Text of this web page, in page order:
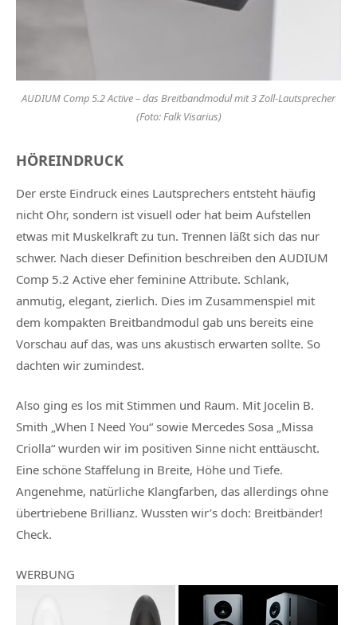
AUDIUM Comp 5.2 Active – das Breitbandmodul mit 3 Zoll-Lautsprecher
(Foto: Falk Visarius)
HÖREINDRUCK
Der erste Eindruck eines Lautsprechers entsteht häufig
nicht Ohr, sondern ist visuell oder hat beim Aufstellen
etwas mit Muskelkraft zu tun. Trennen läßt sich das nur
schwer. Nach dieser Definition beschreiben den AUDIUM
Comp 5.2 Active eher feminine Attribute. Schlank,
anmutig, elegant, zierlich. Dies im Zusammenspiel mit
dem kompakten Breitbandmodul gab uns bereits eine
Vorschau auf das, was uns akustisch erwarten sollte. So
dachten wir zumindest.
Also ging es los mit Stimmen und Raum. Mit Jocelin B.
Smith „When I Need You“ sowie Mercedes Sosa „Missa
Criolla“ wurden wir im positiven Sinne nicht enttäuscht.
Eine schöne Staffelung in Breite, Höhe und Tiefe.
Angenehme, natürliche Klangfarben, das allerdings ohne
übertriebene Brillianz. Wussten wir’s doch: Breitbänder!
Check.
WERBUNG